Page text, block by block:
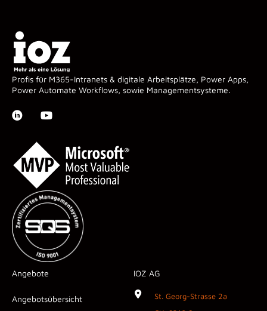
Profis für M365-Intranets & digitale Arbeitsplätze, Power Apps,
Power Automate Workflows, sowie Managementsysteme.
Angebote
Angebotsübersicht
IOZ AG
St. Georg-Strasse 2a